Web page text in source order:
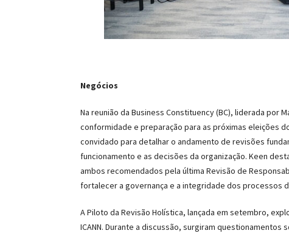
Negócios
Na reunião da Business Constituency (BC), liderada por
conformidade e preparação para as próximas eleições
convidado para detalhar o andamento de revisões
funcionamento e as decisões da organização. Keen
ambos recomendados pela última Revisão de
fortalecer a governança e a integridade dos processos
A Piloto da Revisão Holística, lançada em setembro,
ICANN. Durante a discussão, surgiram